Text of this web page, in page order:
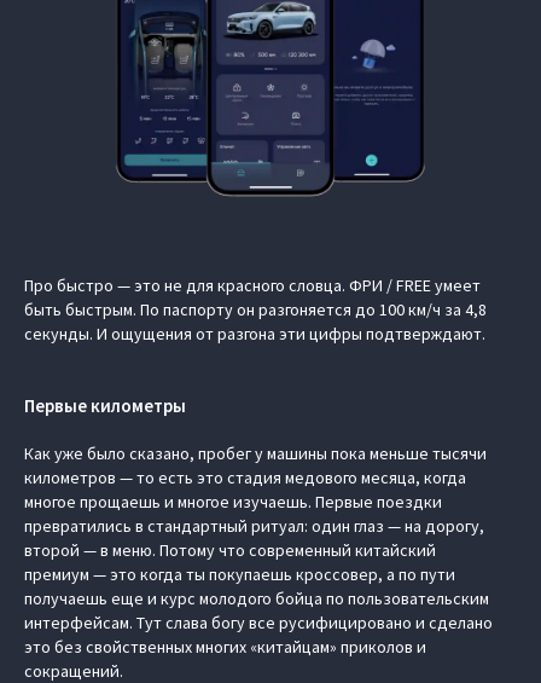
Про быстро — это не для красного словца. ФРИ / FREE умеет
быть быстрым. По паспорту он разгоняется до 100 км/ч за 4,8
секунды. И ощущения от разгона эти цифры подтверждают.
Первые километры
Как уже было сказано, пробег у машины пока меньше тысячи
километров — то есть это стадия медового месяца, когда
многое прощаешь и многое изучаешь. Первые поездки
превратились в стандартный ритуал: один глаз — на дорогу,
второй — в меню. Потому что современный китайский
премиум — это когда ты покупаешь кроссовер, а по пути
получаешь еще и курс молодого бойца по пользовательским
интерфейсам. Тут слава богу все русифицировано и сделано
это без свойственных многих «китайцам» приколов и
сокращений.